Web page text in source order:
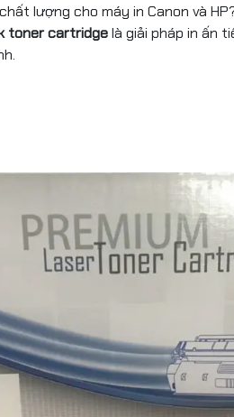
lượng cho máy in Canon và
toner cartridgelà giải pháp in ấn